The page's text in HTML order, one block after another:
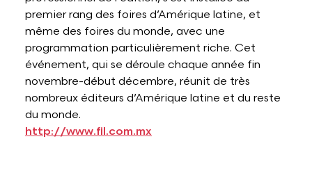
premier rang des foires d’Amérique latine, et
même des foires du monde, avec une
programmation particulièrement riche. Cet
événement, qui se déroule chaque année fin
novembre-début décembre, réunit de très
nombreux éditeurs d’Amérique latine et du reste
du monde.
http://www.fil.com.mx